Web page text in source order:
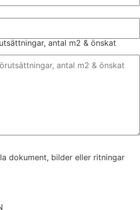
antal m2 & önskat
dokument, bilder eller ritningar